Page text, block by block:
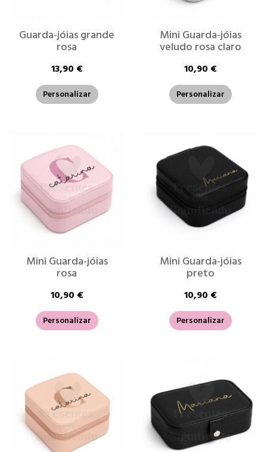
Guarda-jóias grande
rosa
13,90 €
Personalizar
Mini Guarda-jóias
veludo rosa claro
10,90 €
Personalizar
Mini Guarda-jóias
rosa
10,90 €
Personalizar
Mini Guarda-jóias
preto
10,90 €
Personalizar